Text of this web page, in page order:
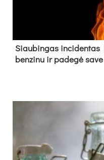
Siau­bin­gas in­ci­den­tas
ben­zi­nu ir pa­de­gė sa­ve